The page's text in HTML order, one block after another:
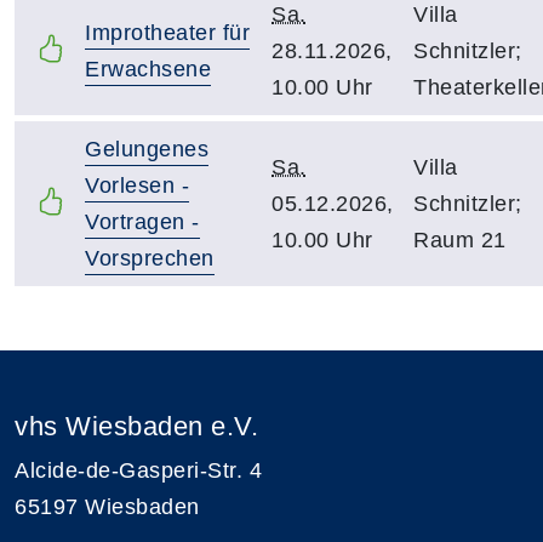
Improtheater für
Erwachsene
Sa.
28.11.2026,
10.00 Uhr
Villa
Schnitzler;
Gelungenes
Vorlesen -
Vortragen -
Vorsprechen
Sa.
05.12.2026,
10.00 Uhr
Villa
Schnitzler;
Raum 21
vhs Wiesbaden e.V.
Alcide-de-Gasperi-Str. 4
65197 Wiesbaden